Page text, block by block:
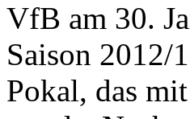
VfB am 30.
Saison 2012/
Pokal, das